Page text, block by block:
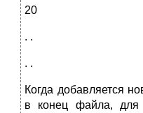
20
. .
. .
Когда добавляется
в конец файла, для